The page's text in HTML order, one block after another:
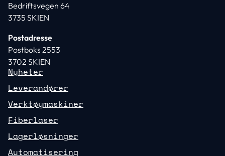
Bedriftsvegen 64
3735 SKIEN
Postadresse
Postboks 2553
3702 SKIEN
Nyheter
Leverandører
Verktøymaskiner
Fiberlaser
Lagerløsninger
Automatisering